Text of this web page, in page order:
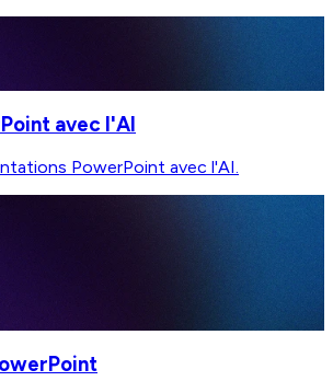
avec l'AI
PowerPoint avec l'AI.